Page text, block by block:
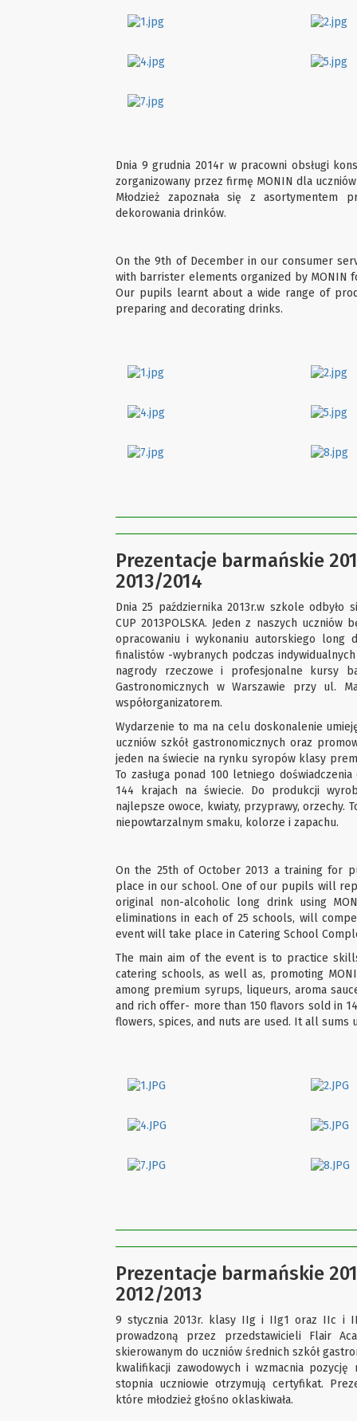
Dnia 9 grudnia 2014r w pracowni obsługi
zorganizowany przez firmę MONIN dla
Młodzież zapoznała się z
dekorowania drinków.
On the 9th of December in our consumer
with barrister elements organized by MONIN
Our pupils learnt about a wide range of
preparing and decorating drinks.
Prezentacje barmańskie
2013/2014
Dnia 25 października 2013r.w szkole odbyło
CUP 2013POLSKA. Jeden z naszych
opracowaniu i wykonaniu autorskiego long
finalistów -wybranych podczas
nagrody rzeczowe i profesjonalne kursy
Gastronomicznych w Warszawie przy ul.
współorganizatorem.
Wydarzenie to ma na celu doskonalenie
uczniów szkół gastronomicznych oraz
jeden na świecie na rynku syropów klasy
To zasługa ponad 100 letniego
144 krajach na świecie. Do produkcji
najlepsze owoce, kwiaty, przyprawy, orzechy.
niepowtarzalnym smaku, kolorze i zapachu.
On the 25th of October 2013 a training for
place in our school. One of our pupils will
original non-alcoholic long drink using
eliminations in each of 25 schools, will
event will take place in Catering School
The main aim of the event is to practice
catering schools, as well as, promoting
among premium syrups, liqueurs, aroma
and rich offer- more than 150 flavors sold in
flowers, spices, and nuts are used. It all
Prezentacje barmańskie
2012/2013
9 stycznia 2013r. klasy IIg i IIg1 oraz IIc i
prowadzoną przez przedstawicieli Flair
skierowanym do uczniów średnich szkół
kwalifikacji zawodowych i wzmacnia
stopnia uczniowie otrzymują certyfikat.
które młodzież głośno oklaskiwała.